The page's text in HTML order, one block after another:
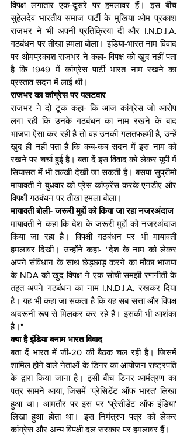
विपक्ष लगातार एक-दूसरे पर हमलावर हैं। इस बीच
सुहेलदेव भारतीय समाज पार्टी के मुखिया ओम प्रकाश
राजभर ने भी अपनी प्रतिक्रिया दी और I.N.D.I.A.
गठबंधन पर तीखा हमला बोला। इंडिया-भारत नाम विवाद
पर ओमप्रकाश राजभर ने कहा- विपक्ष को खुद नहीं पता
है कि 1949 में कांग्रेस पार्टी भारत नाम रखने का
प्रस्ताव सदन में लाई थी।
राजभर का कांग्रेस पर पलटवार
राजभर ने दो टूक कहा- कि आज कांग्रेस जो आरोप
लगा रही कि उनके गठबंधन का नाम रखने के बाद
भाजपा ऐसा कर रही है तो वह उनकी गलतफहमी है, उन्हें
खुद ही नहीं पता है कि कब-कब सदन में इस नाम को
रखने पर चर्चा हुई है। बता दें इस विवाद को लेकर यूपी में
सियासत में भी तल्खी देखी जा सकती है। बसपा सुप्रीमो
मायावती ने बुधवार को प्रेस कांफ्रेंस करके एनडीए और
विपक्षी गठबंधन पर तीखा हमला बोला।
मायावती बोली- जरूरी मुद्दों को किया जा रहा नजरअंदाज
मायावती ने कहा कि देश के जरूरी मुद्दों को नजरअंदाज
किया जा रहा है। विपक्षी गठबंधन पर भी मायावती
हमलावर दिखी। उन्होंने कहा- "देश के नाम को लेकर
अपने संविधान के साथ छेड़छाड़ करने का मौका भाजपा
के NDA को खुद विपक्ष ने एक सोची समझी रणनीती के
तहत अपने गठबंधन का नाम I.N.D.I.A. रखकर दिया
है। यह भी कहा जा सकता है कि यह सब सत्ता और विपक्ष
अंदरूनी रूप से मिलकर कर रहे हैं। इसकी भी आशंका
है।"
क्या है इंडिया बनाम भारत विवाद
बता दें भारत में जी-20 की बैठक चल रही है। जिसमें
शामिल होने वाले नेताओं के डिनर का आयोजन राष्ट्रपति
के द्वारा किया जाना है। इसी बीच डिनर आमंत्रण का
पत्र सामने आया, जिसमें 'प्रेसिडेंट ऑफ भारत' लिखा
हुआ था। आमतौर पर इस पर 'प्रेसीडेंट ऑफ इंडिया'
लिखा हुआ होता था। इस निमंत्रण पत्र को लेकर
कांग्रेस और अन्य विपक्षी दल सरकार पर हमलावर हैं।